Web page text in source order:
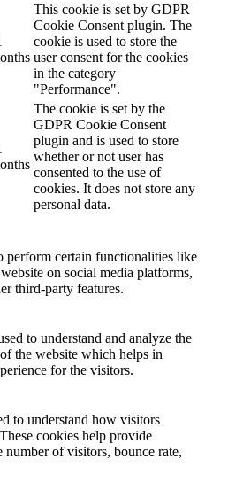
This cookie is set by GDPR
Cookie Consent plugin. The
cookie is used to store the
user consent for the cookies
in the category
"Performance".
The cookie is set by the
GDPR Cookie Consent
plugin and is used to store
whether or not user has
consented to the use of
cookies. It does not store any
personal data.
perform certain functionalities like
on social media platforms,
third-party features.
to understand and analyze the
the website which helps in
for the visitors.
to understand how visitors
cookies help provide
of visitors, bounce rate,